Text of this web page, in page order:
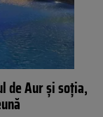
de Aur și soția,